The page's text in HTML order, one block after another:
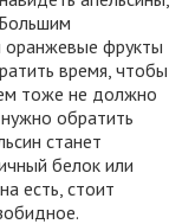
оранжевые фрукты
время, чтобы
тоже не должно
обратить
станет
белок или
есть, стоит